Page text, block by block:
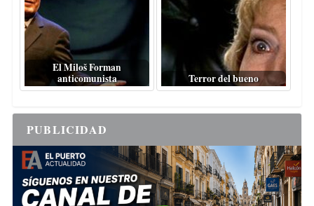
El Miloš Forman
anticomunista
Terror del bueno
PUBLICIDAD